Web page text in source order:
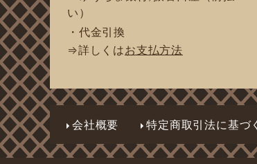
い）
・代金引換
⇒詳しくはお支払方法
会社概要 特定商取引法に基づ